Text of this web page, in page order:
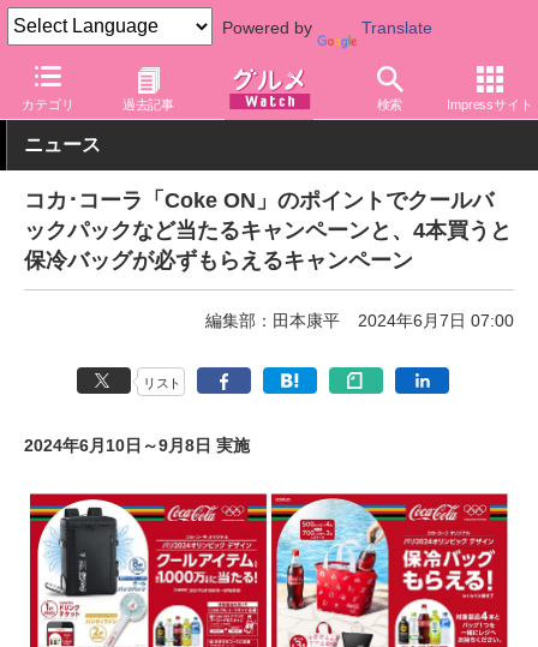
Powered by Translate
カテゴリ 過去記事 検索 Impressサイト
グルメ Watch メーカー 飲料・アルコール コカ・コーラ
ニュース
コカ･コーラ「Coke ON」のポイントでクールバ
ックパックなど当たるキャンペーンと、4本買うと
保冷バッグが必ずもらえるキャンペーン
編集部：田本康平 2024年6月7日 07:00
リスト
2024年6月10日～9月8日 実施